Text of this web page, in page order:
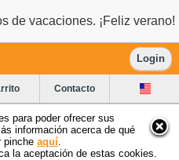
de vacaciones. ¡Feliz verano!
Login
Contacto
para poder ofrecer sus
información acerca de qué
pinche aquí
la aceptación de estas cookies.